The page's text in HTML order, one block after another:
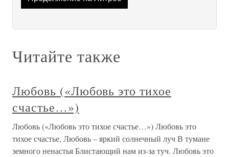
Читайте также
Любовь («Любовь это тихое
счастье…»)
Любовь («Любовь это тихое счастье…») Любовь это
тихое счастье, Любовь – яркий солнечный луч В тумане
земного ненастья Блистающий нам из-за туч. Любовь это